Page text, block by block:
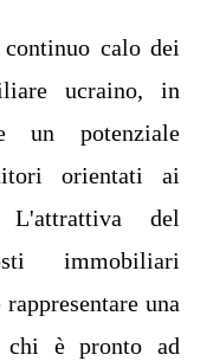
calo dei
ucraino, in
un potenziale
orientati ai
del
immobiliari
una
chi è pronto ad